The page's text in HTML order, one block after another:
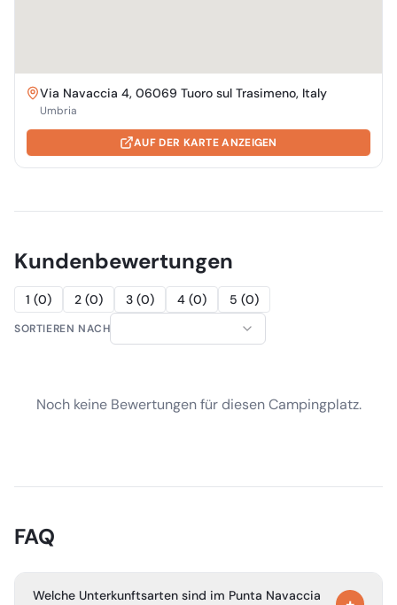
Via Navaccia 4, 06069 Tuoro sul Trasimeno, Italy
Umbria
AUF DER KARTE ANZEIGEN
Kundenbewertungen
1 (0) 2 (0) 3 (0) 4 (0) 5 (0)
SORTIEREN NACH
Noch keine Bewertungen für diesen Campingplatz.
FAQ
Welche Unterkunftsarten sind im Punta Navaccia